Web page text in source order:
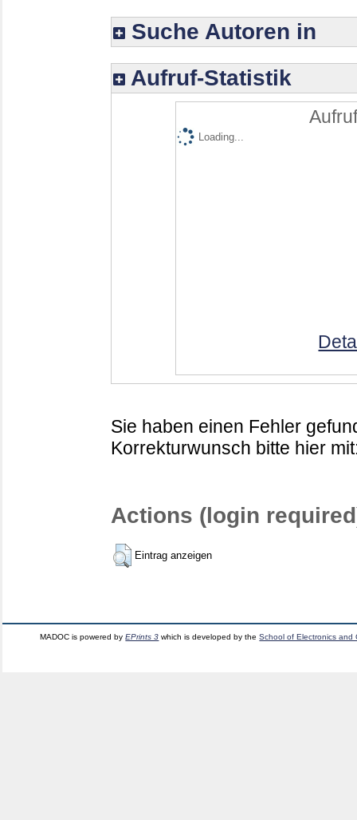
Suche Autoren in
Aufruf-Statistik
Loading...
Sie haben einen Fehler
Korrekturwunsch bitte hier
Actions (login
Eintrag anzeigen
MADOC is powered byEPrints 3 which is developed by theSchool of Electronics and